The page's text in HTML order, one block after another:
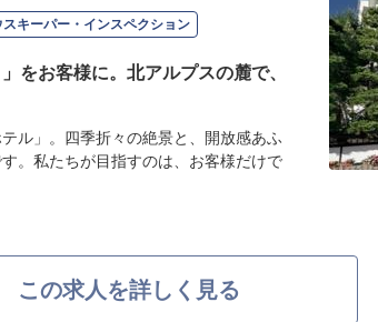
スキーパー・インスペクション
をお客様に。北アルプスの麓で、
ル」。四季折々の絶景と、開放感あふ
。私たちが目指すのは、お客様だけで
この求人を詳しく見る